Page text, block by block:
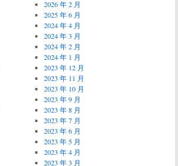
2026 年 2 月
2025 年 6 月
2024 年 4 月
2024 年 3 月
2024 年 2 月
2024 年 1 月
2023 年 12 月
2023 年 11 月
2023 年 10 月
2023 年 9 月
2023 年 8 月
2023 年 7 月
2023 年 6 月
2023 年 5 月
2023 年 4 月
2023 年 3 月